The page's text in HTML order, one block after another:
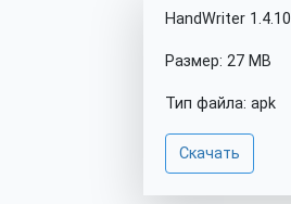
HandWriter 1.4.10
Размер: 27 MB
Тип файла: apk
Скачать